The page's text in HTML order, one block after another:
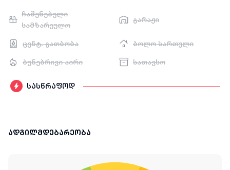
ჩაშენებული
სამზარეულო
გარაჟი
ცენტ. გათბობა ბოლო სართული
ბუნებრივი აირი სათავსო
სასწრაფოდ
ადგილმდებარეობა